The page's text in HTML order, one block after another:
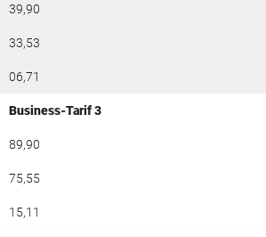
39,90
33,53
06,71
Business-Tarif 3
89,90
75,55
15,11